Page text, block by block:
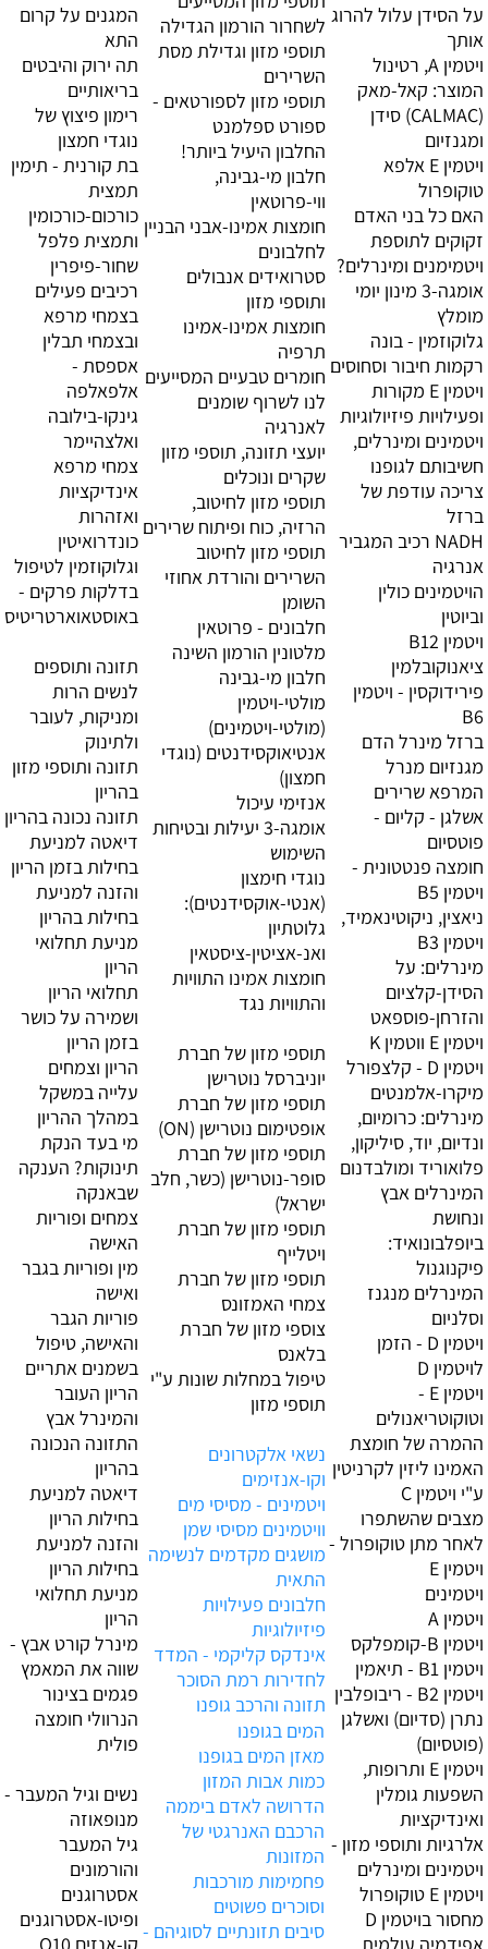
על הסידן עלול להרוג
אותך
ויטמין A, רטינול
המוצר: קאל-מאק
(CALMAC) סידן
ומגנזיום
ויטמין E אלפא
טוקופרול
האם כל בני האדם
זקוקים לתוספת
ויטמימנים ומינרלים?
אומגה-3 מינון יומי
מומלץ
גלוקוזמין - בונה
רקמות חיבור וסחוסים
ויטמין E מקורות
ופעילויות פיזיולוגיות
ויטמינים ומינרלים,
חשיבותם לגופנו
צריכה עודפת של
ברזל
NADH רכיב המגביר
אנרגיה
הויטמינים כולין
וביוטין
ויטמין B12
ציאנוקובלמין
פירידוקסין - ויטמין
B6
ברזל מינרל הדם
מגנזיום מנרל
המרפא שרירים
אשלגן - קליום -
פוטסיום
חומצה פנטטונית -
ויטמין B5
ניאצין, ניקוטינאמיד,
ויטמין B3
מינרלים: על
הסידן-קלציום
והזרחן-פוספאט
ויטמין E ווטמין K
ויטמין D - קלצפורל
מיקרו-אלמנטים
מינרלים: כרומיום,
ונדיום, יוד, סיליקון,
פלואוריד ומולבדנום
המינרלים אבץ
ונחושת
ביופלבונואיד:
פיקנוגנול
המינרלים מנגנז
וסלניום
ויטמין D - הזמן
לויטמין D
ויטמין E -
וטוקוטריאנולים
ההמרה של חומצת
האמינו ליזין לקרניטין
ע"י ויטמין C
מצבים שהשתפרו
לאחר מתן טוקופרול -
ויטמין E
ויטמינים
ויטמין A
ויטמין B-קומפלקס
ויטמין B1 - תיאמין
ויטמין B2 - ריבופלבין
נתרן (סדיום) ואשלגן
(פוטסיום)
ויטמין E ותרופות,
השפעות גומלין
ואינדיקציות
אלרגיות ותוספי מזון -
ויטמינים ומינרלים
ויטמין E טוקופרול
מחסור בויטמין D
אפידמיה עולמית
לשחרור הורמון הגדילה
תוספי מזון וגדילת מסת
השרירים
תוספי מזון לספורטאים -
ספורט ספלמנט
החלבון היעיל ביותר!
חלבון מי-גבינה,
ווי-פרוטאין
חומצות אמינו-אבני הבניין
לחלבונים
סטרואידים אנבולים
ותוספי מזון
חומצות אמינו-אמינו
תרפיה
חומרים טבעיים המסייעים
לנו לשרוף שומנים
לאנרגיה
יועצי תזונה, תוספי מזון
שקרים ונוכלים
תוספי מזון לחיטוב,
הרזיה, כוח ופיתוח שרירים
תוספי מזון לחיטוב
השרירים והורדת אחוזי
השומן
חלבונים - פרוטאין
מלטונין הורמון השינה
חלבון מי-גבינה
מולטי-ויטמין
(מולטי-ויטמינים)
אנטיאוקסידנטים (נוגדי
חמצון)
אנזימי עיכול
אומגה-3 יעילות ובטיחות
השימוש
נוגדי חימצון
(אנטי-אוקסידנטים):
גלוטתיון
ואנ-אציטין-ציסטאין
חומצות אמינו התוויות
והתוויות נגד
תוספי מזון של חברת
יוניברסל נוטרישן
תוספי מזון של חברת
אופטימום נוטרישן (ON)
תוספי מזון של חברת
סופר-נוטרישן (כשר, חלב
ישראל)
תוספי מזון של חברת
ויטלייף
תוספי מזון של חברת
צמחי האמזונס
צוספי מזון של חברת
בלאנס
טיפול במחלות שונות ע"י
תוספי מזון
נשאי אלקטרונים
וקו-אנזימים
ויטמינים - מסיסי מים
וויטמינים מסיסי שמן
מושגים מקדמים לנשימה
התאית
חלבונים פעילויות
פיזיולוגיות
אינדקס קליקמי - המדד
לחדירות רמת הסוכר
תזונה והרכב גופנו
המים בגופנו
מאזן המים בגופנו
כמות אבות המזון
הדרושה לאדם ביממה
הרכבם האנרגטי של
המזונות
פחמימות מורכבות
וסוכרים פשוטים
סיבים תזונתיים לסוגיהם -
המגנים על קרום
התא
תה ירוק והיבטים
בריאותיים
רימון פיצוץ של
נוגדי חמצון
בת קורנית - תימין
תמצית
כורכום-כורכומין
ותמצית פלפל
שחור-פיפרין
רכיבים פעילים
בצמחי מרפא
ובצמחי תבלין
אספסת -
אלפאלפה
גינקו-בילובה
ואלצהיימר
צמחי מרפא
אינדיקציות
ואזהרות
כונדרואיטין
וגלוקוזמין לטיפול
בדלקות פרקים -
באוסטאוארטריטיס
תזונה ותוספים
לנשים הרות
ומניקות, לעובר
ולתינוק
תזונה ותוספי מזון
בהריון
תזונה נכונה בהריון
דיאטה למניעת
בחילות בזמן הריון
והזנה למניעת
בחילות בהריון
מניעת תחלואי
הריון
תחלואי הריון
ושמירה על כושר
בזמן הריון
הריון וצמחים
עלייה במשקל
במהלך ההריון
מי בעד הנקת
תינוקות? הענקה
שבאנקה
צמחים ופוריות
האישה
מין ופוריות בגבר
ואישה
פוריות הגבר
והאישה, טיפול
בשמנים אתריים
הריון העובר
והמינרל אבץ
התזונה הנכונה
בהריון
דיאטה למניעת
בחילות הריון
והזנה למניעת
בחילות הריון
מניעת תחלואי
הריון
מינרל קורט אבץ -
שווה את המאמץ
פגמים בצינור
הנרוולי חומצה
פולית
נשים וגיל המעבר -
מנופאוזה
גיל המעבר
והורמונים
אסטרוגנים
ופיטו-אסטרוגנים
קו-אנזים Q10